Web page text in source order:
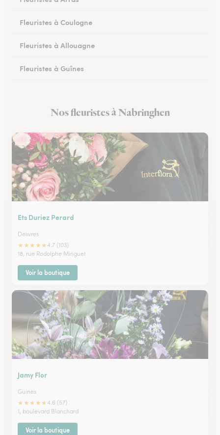
Fleuristes à Coulogne
Fleuristes à Allouagne
Fleuristes à Guînes
Fleuristes à Rang-du-Fliers
Nos fleuristes à Nabringhen
Ets Duriez Perard
Desvres
★★★★★4.7 (103)
18, rue Rodolphe Minguet
Voir la boutique
Jamy Flor
Guines
★★★★★4.6 (57)
1, boulevard Blanchard
Voir la boutique